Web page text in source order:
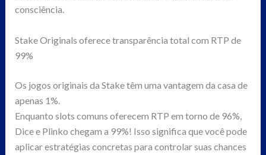
consciência.
Stake Originals oferece transparência total com RTP de
99%
Os jogos originais da Stake têm uma vantagem da casa de
apenas 1%.
Enquanto slots comuns oferecem RTP em torno de 96%,
Dice e Plinko chegam a 99%! Isso significa que você pode
aplicar estratégias concretas para controlar suas chances